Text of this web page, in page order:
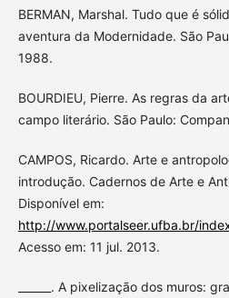
BERMAN, Marshal. Tudo que é
aventura da Modernidade. São
1988.
BOURDIEU, Pierre. As regras da
campo literário. São Paulo:
CAMPOS, Ricardo. Arte e
introdução. Cadernos de Arte e
Disponível em:
http://www.portalseer.ufba.br/
Acesso em: 11 jul. 2013.
______. A pixelização dos muros: